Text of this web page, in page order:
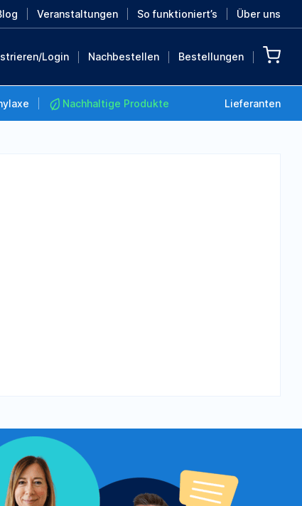
Veranstaltungen So funktioniert’s Über uns
Login Nachbestellen Bestellungen
Nachhaltige Produkte Lieferanten